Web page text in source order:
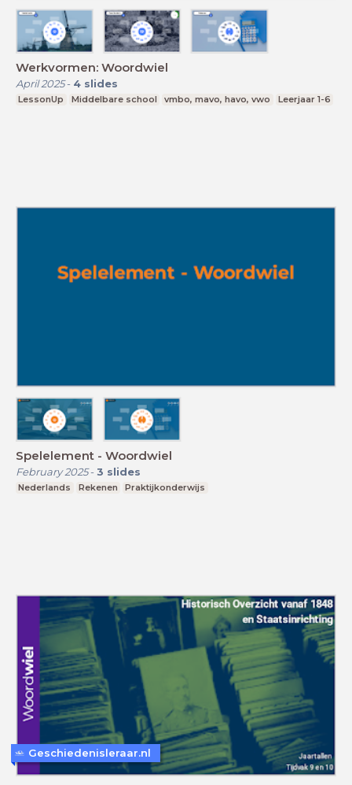
Werkvormen: Woordwiel
April 2025- 4 slides
LessonUp Middelbare school vmbo, mavo, havo, vwo Leerjaar 1-6
Spelelement - Woordwiel
February 2025- 3 slides
Nederlands Rekenen Praktijkonderwijs
Geschiedenisleraar.nl